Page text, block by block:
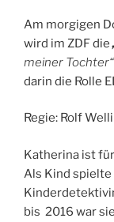
Am morgigen
wird im ZDF die
meiner Tochter“
darin die Rolle
Regie: Rolf
Katherina ist
Als Kind spielte
bis 2016 war